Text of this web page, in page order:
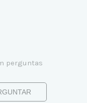
perguntas